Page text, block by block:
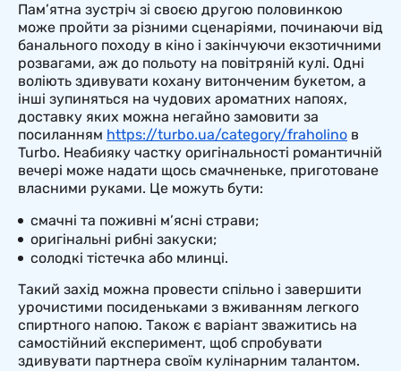
Пам’ятна зустріч зі своєю другою половинкою
може пройти за різними сценаріями, починаючи від
банального походу в кіно і закінчуючи екзотичними
розвагами, аж до польоту на повітряній кулі. Одні
воліють здивувати кохану витонченим букетом, а
інші зупиняться на чудових ароматних напоях,
доставку яких можна негайно замовити за
посиланням https://turbo.ua/category/fraholino в
Turbo. Неабияку частку оригінальності романтичній
вечері може надати щось смачненьке, приготоване
власними руками. Це можуть бути:
смачні та поживні м’ясні страви;
оригінальні рибні закуски;
солодкі тістечка або млинці.
Такий захід можна провести спільно і завершити
урочистими посиденьками з вживанням легкого
спиртного напою. Також є варіант зважитись на
самостійний експеримент, щоб спробувати
здивувати партнера своїм кулінарним талантом.